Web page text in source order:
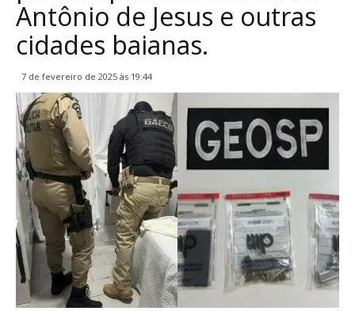
Antônio de Jesus e outras
cidades baianas.
7 de fevereiro de 2025 às 19:44